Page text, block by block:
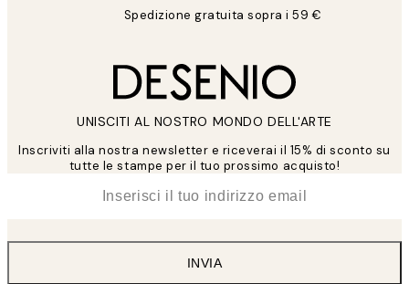
Spedizione gratuita sopra i 59 €
UNISCITI AL NOSTRO MONDO DELL'ARTE
Inscriviti alla nostra newsletter e riceverai il 15% di sconto su
tutte le stampe per il tuo prossimo acquisto!
INVIA